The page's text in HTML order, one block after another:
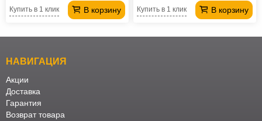
В корзину
Купить в 1 клик В корзину
Купить в 1 клик
НАВИГАЦИЯ
Акции
Доставка
Гарантия
Возврат товара